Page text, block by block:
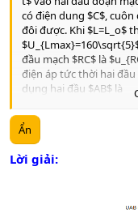
có điện dung $C$,
đôi được. Khi $L=L_o$
đầu mạch $RC$ là
điện áp tức thời hai đầu
dụng hai đầu $AB$ là
B.$80\sqrt{2}$
C.
D.$160$
Ẩn
Lời giải: